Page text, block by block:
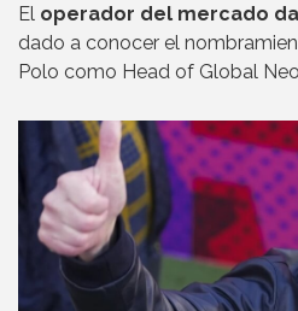
El operador del mercado
dado a conocer el
Polo como Head of Global